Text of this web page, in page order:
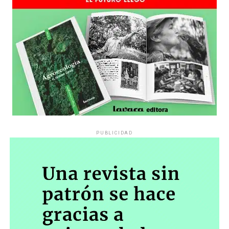
Década perdida: Marta Montero,
mamá de Lucía Pérez
“Estamos como el día 1”. La frase de la madre de la joven
asesinada en 2016 remite a aquel año: cuando
es a través del interrogante, que puedan encarnar la
pregunta», comparte Gonzalo, de 41 años.
PUBLICIDAD